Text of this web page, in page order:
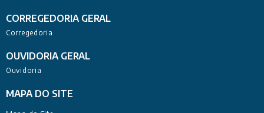
CORREGEDORIA GERAL
Corregedoria
OUVIDORIA GERAL
Ouvidoria
MAPA DO SITE